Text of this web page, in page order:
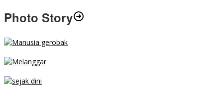
Photo Story